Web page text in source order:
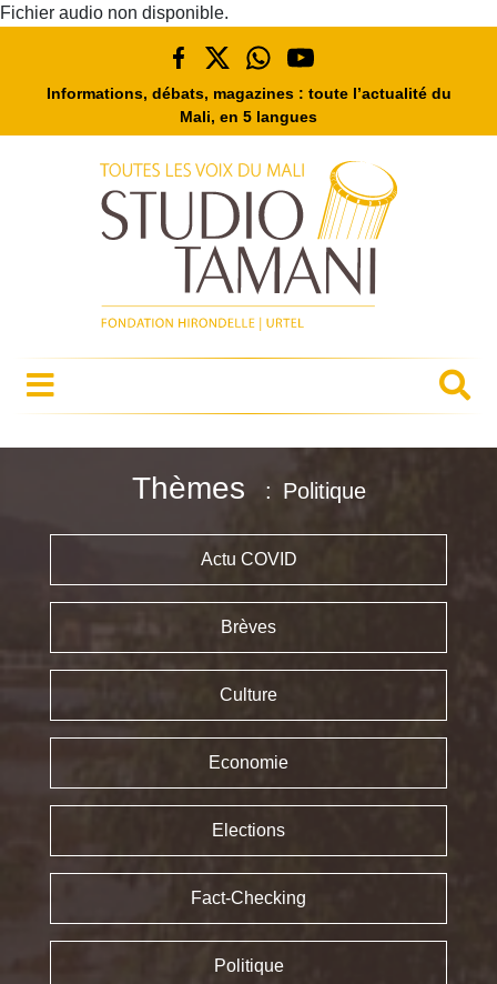
Fichier audio non disponible.
Informations, débats, magazines : toute l’actualité du
Mali, en 5 langues
Thèmes Politique
Actu COVID
Brèves
Culture
Economie
Elections
Fact-Checking
Politique